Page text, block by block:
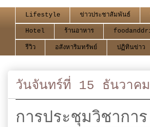
Lifestyle ข่าวประชาสัมพันธ์
Hotel ร้านอาหาร
รีวิว อสังหาริมทรัพย์ ปฏิทินข่าว
วันจันทร์ที่ 15 ธันวา
การประชุมวิชาการ